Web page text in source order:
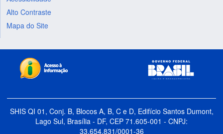
Alto Contraste
Mapa do Site
SHIS QI 01, Conj. B, Blocos A, B, C e D, Edifício Santos Dumont,
Lago Sul, Brasília - DF, CEP 71.605-001 - CNPJ:
33.654.831/0001-36